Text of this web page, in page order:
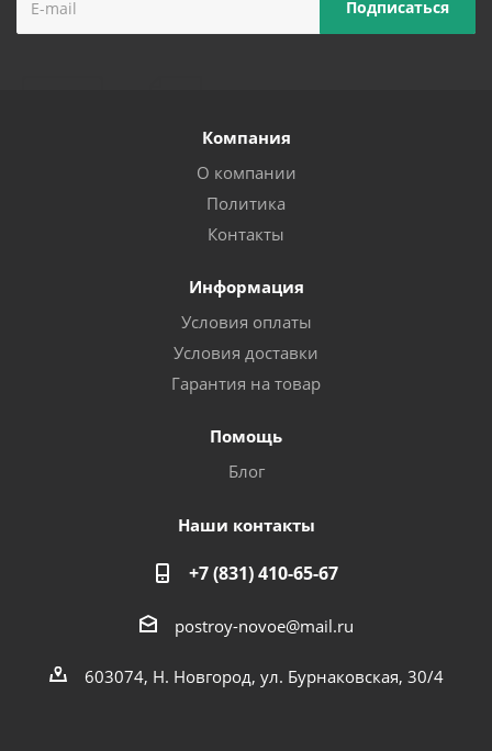
Компания
О компании
Политика
Контакты
Информация
Условия оплаты
Условия доставки
Гарантия на товар
Помощь
Блог
Наши контакты
+7 (831) 410-65-67
postroy-novoe@mail.ru
603074, Н. Новгород, ул. Бурнаковская, 30/4